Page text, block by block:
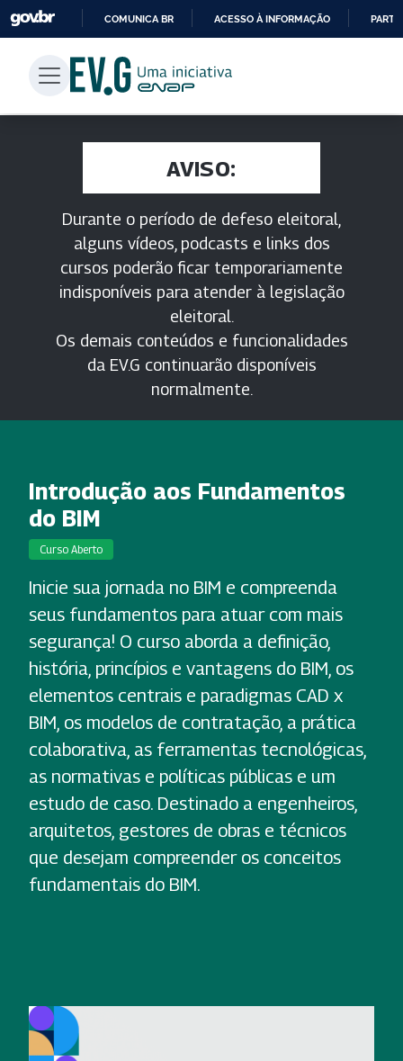
PARA
CONTEÚDO
COMUNICA BR ACESSO À INFORMAÇÃO
AVISO:
Durante o período de defeso eleitoral,
alguns vídeos, podcasts e links dos
cursos poderão ficar temporariamente
indisponíveis para atender à legislação
eleitoral.
Os demais conteúdos e funcionalidades
da EV.G continuarão disponíveis
normalmente.
Introdução aos Fundamentos
do BIM
Curso Aberto
Inicie sua jornada no BIM e compreenda
seus fundamentos para atuar com mais
segurança! O curso aborda a definição,
história, princípios e vantagens do BIM, os
elementos centrais e paradigmas CAD x
BIM, os modelos de contratação, a prática
colaborativa, as ferramentas tecnológicas,
as normativas e políticas públicas e um
estudo de caso. Destinado a engenheiros,
arquitetos, gestores de obras e técnicos
que desejam compreender os conceitos
fundamentais do BIM.